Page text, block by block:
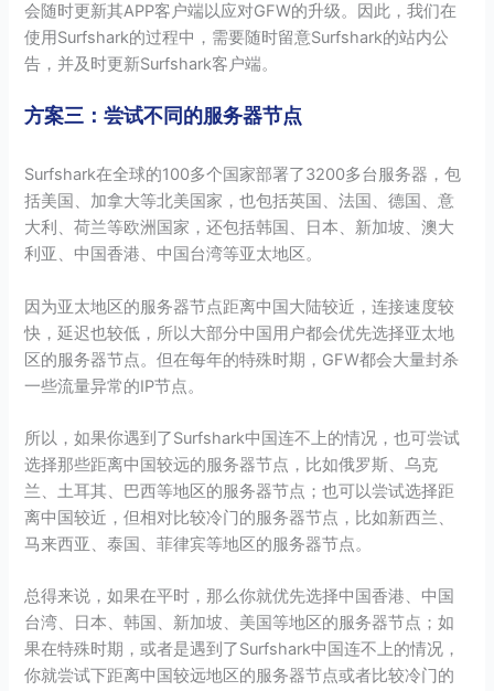
会随时更新其APP客户端以应对GFW的升级。因此，我们在
使用Surfshark的过程中，需要随时留意Surfshark的站内公
告，并及时更新Surfshark客户端。
方案三：尝试不同的服务器节点
Surfshark在全球的100多个国家部署了3200多台服务器，包
括美国、加拿大等北美国家，也包括英国、法国、德国、意
大利、荷兰等欧洲国家，还包括韩国、日本、新加坡、澳大
利亚、中国香港、中国台湾等亚太地区。
因为亚太地区的服务器节点距离中国大陆较近，连接速度较
快，延迟也较低，所以大部分中国用户都会优先选择亚太地
区的服务器节点。但在每年的特殊时期，GFW都会大量封杀
一些流量异常的IP节点。
所以，如果你遇到了Surfshark中国连不上的情况，也可尝试
选择那些距离中国较远的服务器节点，比如俄罗斯、乌克
兰、土耳其、巴西等地区的服务器节点；也可以尝试选择距
离中国较近，但相对比较冷门的服务器节点，比如新西兰、
马来西亚、泰国、菲律宾等地区的服务器节点。
总得来说，如果在平时，那么你就优先选择中国香港、中国
台湾、日本、韩国、新加坡、美国等地区的服务器节点；如
果在特殊时期，或者是遇到了Surfshark中国连不上的情况，
你就尝试下距离中国较远地区的服务器节点或者比较冷门的